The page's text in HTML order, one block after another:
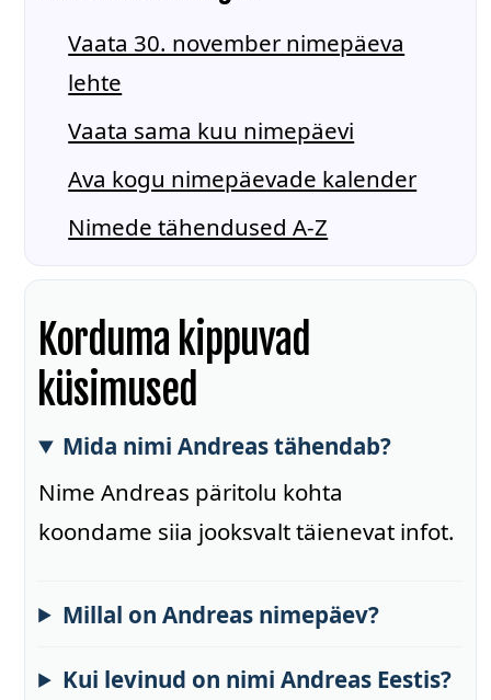
Vaata 30. november nimepäeva
lehte
Vaata sama kuu nimepäevi
Ava kogu nimepäevade kalender
Nimede tähendused A-Z
Korduma kippuvad
küsimused
Mida nimi Andreas tähendab?
Nime Andreas päritolu kohta
koondame siia jooksvalt täienevat infot.
Millal on Andreas nimepäev?
Kui levinud on nimi Andreas Eestis?